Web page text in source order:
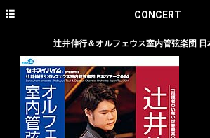
CONCERT
辻井伸行＆オルフェウス室内管弦楽団
NEWS
CONCERT
DISCOGRAPHY
PROFILE